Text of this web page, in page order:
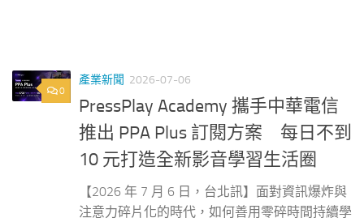
0
產業新聞 2026-07-06
PressPlay Academy 攜手中華電信
推出 PPA Plus 訂閱方案 每日不到
10 元打造全新影音學習生活圈
【2026 年 7 月 6 日，台北訊】面對資訊爆炸與
注意力碎片化的時代，如何善用零碎時間持續學